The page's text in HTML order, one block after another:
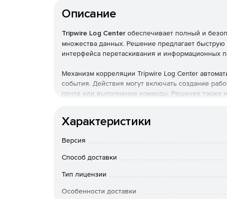
Описание
Tripwire Log Center обеспечивает полный и
множества данных. Решение предлагает
интерфейса перетаскивания и информационных
Механизм корреляции Tripwire Log Center
события. Действия могут включать создание
почте или выполнение команды. Решение также
Решение помогает соответствовать
Tripwire Log Center обеспечивает безопасность
пользователей, аутентификации, обнаружения
В продукте предусмотрена предварительная
которые известны как угрозы и ранние признаки
Характеристики
Версия
Способ доставки
Тип лицензии
Особенности доставки